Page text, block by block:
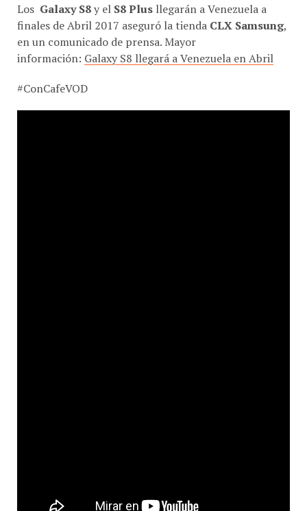
finales de Abril 2017 aseguró la tiendaCLX Samsung
en un comunicado de prensa. Mayor
información:Galaxy S8 llegará a Venezuela en Abril